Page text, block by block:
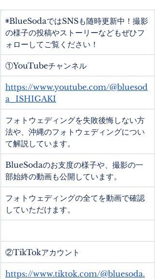
◉BlueSodaではSNSも随時更新中！撮影
の様子の投稿やストーリーなどもぜひフ
ォローしてご覧ください！
①YouTubeチャンネル
https://www.youtube.com/@bluesod
a_ISHIGAKI
フォトウェディングを失敗後悔しない方
法や、沖縄のフォトウェディングについ
て解説しています。
BlueSodaのお支度の様子や、撮影の一
部始終の動画も公開しています。
フォトウェディングの全てを動画で確認
していただけます。
②TikTokアカウント
https://www.tiktok.com/@bluesoda.